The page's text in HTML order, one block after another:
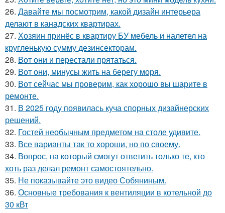
26. Давайте мы посмотрим, какой дизайн интерьера
делают в канадских квартирах.
27. Хозяин принёс в квартиру БУ мебель и налетел на
кругленькую сумму дезинсекторам.
28. Вот они и перестали прятаться.
29. Вот они, минусы жить на берегу моря.
30. Вот сейчас мы проверим, как хорошо вы шарите в
ремонте.
31. В 2025 году появилась куча спорных дизайнерских
решений.
32. Гостей необычным предметом на столе удивите.
33. Все варианты так то хороши, но по своему.
34. Вопрос, на который смогут ответить только те, кто
хоть раз делал ремонт самостоятельно.
35. Не показывайте это видео Собяниным.
36. Основные требования к вентиляции в котельной до
30 кВт